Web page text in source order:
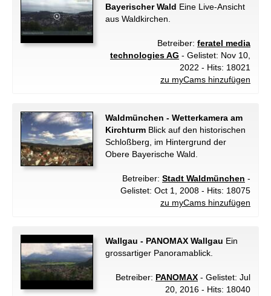
Bayerischer Wald Eine Live-Ansicht
aus Waldkirchen.
Betreiber: feratel media
technologies AG - Gelistet: Nov 10,
2022 - Hits: 18021
zu myCams hinzufügen
Waldmünchen - Wetterkamera am
Kirchturm Blick auf den historischen
Schloßberg, im Hintergrund der
Obere Bayerische Wald.
Betreiber: Stadt Waldmünchen -
Gelistet: Oct 1, 2008 - Hits: 18075
zu myCams hinzufügen
Wallgau - PANOMAX Wallgau Ein
grossartiger Panoramablick.
Betreiber: PANOMAX - Gelistet: Jul
20, 2016 - Hits: 18040